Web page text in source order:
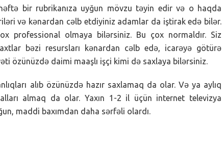
bir rubrikanıza uyğun mövzu təyin edir və o haqda
və kənardan cəlb etdiyiniz adamlar da iştirak edə bilər.
professional olmaya bilərsiniz. Bu çox normaldır. Siz
bəzi resursları kənardan cəlb edə, icarəyə götürə
özünüzdə daimi maaşlı işçi kimi də saxlaya bilərsiniz.
alıb özünüzdə hazır saxlamaq da olar. Və ya aylıq
almaq da olar. Yaxın 1-2 il üçün internet televizya
maddi baxımdan daha sərfəli olardı.